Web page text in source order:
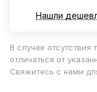
Нашли
В случае
отличаться от
Свяжитесь с нами